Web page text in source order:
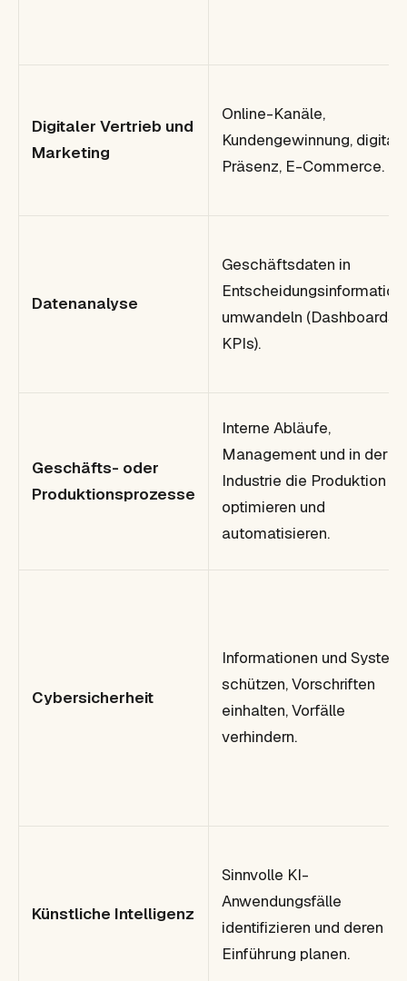
Digitaler Vertrieb und
Marketing
Online-Kanäle,
Kundengewinnung, digitale
Präsenz, E-Commerce.
Datenanalyse
Geschäftsdaten in
umwandeln (Dashboards,
KPIs).
Geschäfts- oder
Produktionsprozesse
Interne Abläufe,
Management und in der
Industrie die Produktion
optimieren und
automatisieren.
Cybersicherheit
Informationen und
schützen, Vorschriften
einhalten, Vorfälle
verhindern.
Künstliche Intelligenz
Sinnvolle KI-
Anwendungsfälle
identifizieren und deren
Einführung planen.